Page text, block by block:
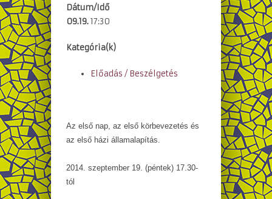
Dátum/Idő
09.19.17:30
Kategória(k)
Előadás / Beszélgetés
Az első nap, az első körbevezetés és
az első házi államalapítás.
2014. szeptember 19. (péntek) 17.30-
tól